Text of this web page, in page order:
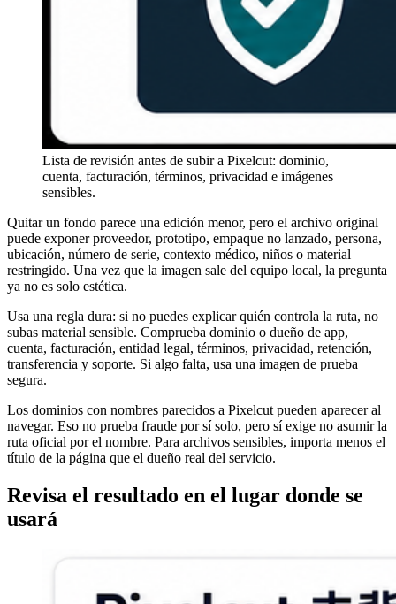
Lista de revisión antes de subir a Pixelcut: dominio,
cuenta, facturación, términos, privacidad e imágenes
sensibles.
Quitar un fondo parece una edición menor, pero el archivo original
puede exponer proveedor, prototipo, empaque no lanzado, persona,
ubicación, número de serie, contexto médico, niños o material
restringido. Una vez que la imagen sale del equipo local, la pregunta
ya no es solo estética.
Usa una regla dura: si no puedes explicar quién controla la ruta, no
subas material sensible. Comprueba dominio o dueño de app,
cuenta, facturación, entidad legal, términos, privacidad, retención,
transferencia y soporte. Si algo falta, usa una imagen de prueba
segura.
Los dominios con nombres parecidos a Pixelcut pueden aparecer al
navegar. Eso no prueba fraude por sí solo, pero sí exige no asumir la
ruta oficial por el nombre. Para archivos sensibles, importa menos el
título de la página que el dueño real del servicio.
Revisa el resultado en el lugar donde se
usará